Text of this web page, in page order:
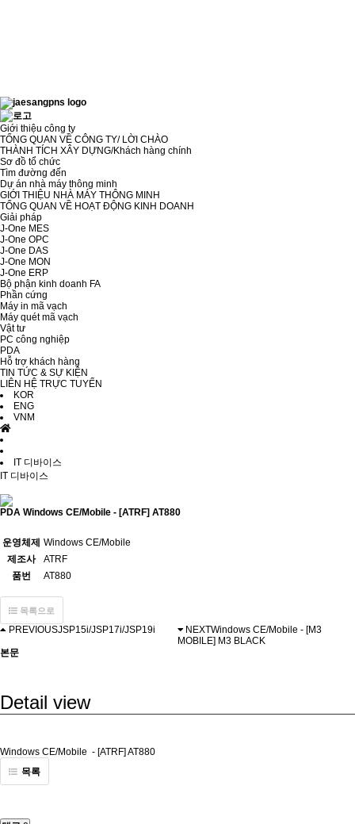
Giới thiệu công ty
TỔNG QUAN VỀ CÔNG TY/ LỜI CHÀO
THÀNH TÍCH XÂY DỰNG/Khách hàng chính
Sơ đồ tổ chức
Tìm đường đến
Dự án nhà máy thông minh
GIỚI THIỆU NHÀ MÁY THÔNG MINH
TỔNG QUAN VỀ HOẠT ĐỘNG KINH DOANH
Giải pháp
J-One MES
J-One OPC
J-One DAS
J-One MON
J-One ERP
Bộ phận kinh doanh FA
Phần cứng
Máy in mã vạch
Máy quét mã vạch
Vật tư
PC công nghiệp
PDA
Hỗ trợ khách hàng
TIN TỨC & SỰ KIỆN
LIÊN HỆ TRỰC TUYẾN
KOR
ENG
VNM
IT 디바이스
IT 디바이스
PDA Windows CE/Mobile - [ATRF] AT880
운영체제 Windows CE/Mobile
제조사
ATRF
품번
AT880
목록으로
PREVIOUSJSP15i/JSP17i/JSP19i NEXTWindows CE/Mobile - [M3
MOBILE] M3 BLACK
본문
Detail view
Windows CE/Mobile - [ATRF] AT880
목록